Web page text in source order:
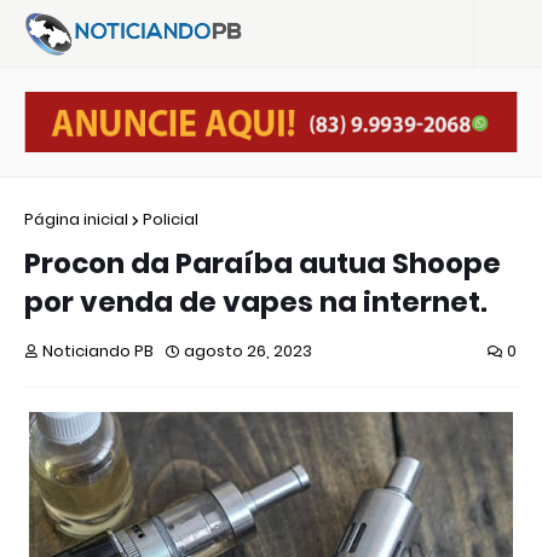
Página inicial Policial
Procon da Paraíba autua Shoope
por venda de vapes na internet.
Noticiando PB agosto 26, 2023 0